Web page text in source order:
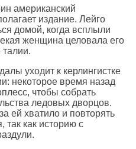
американский
издание. Лейго
домой, когда всплыли
женщина целовала его
уходит к керлингистке
некоторое время назад
чтобы собрать
ледовых дворцов.
ей хватило и повторять
так как историю с